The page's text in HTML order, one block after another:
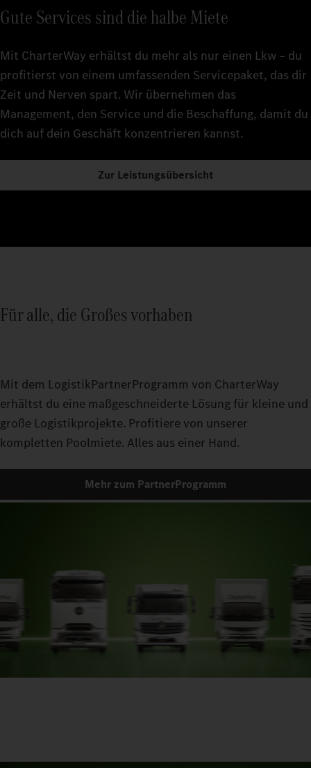
Gute Services sind die halbe Miete
Mit CharterWay erhältst du mehr als nur einen Lkw – du
profitierst von einem umfassenden Servicepaket, das dir
Zeit und Nerven spart. Wir übernehmen das
Management, den Service und die Beschaffung, damit du
dich auf dein Geschäft konzentrieren kannst.
Zur Leistungsübersicht
Für alle, die Großes vorhaben
Mit dem LogistikPartnerProgramm von CharterWay
erhältst du eine maßgeschneiderte Lösung für kleine und
große Logistikprojekte. Profitiere von unserer
kompletten Poolmiete. Alles aus einer Hand.
Mehr zum PartnerProgramm